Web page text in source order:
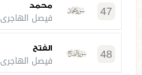
47 محمد
فيصل الهاجري
48 الفتح
فيصل الهاجري